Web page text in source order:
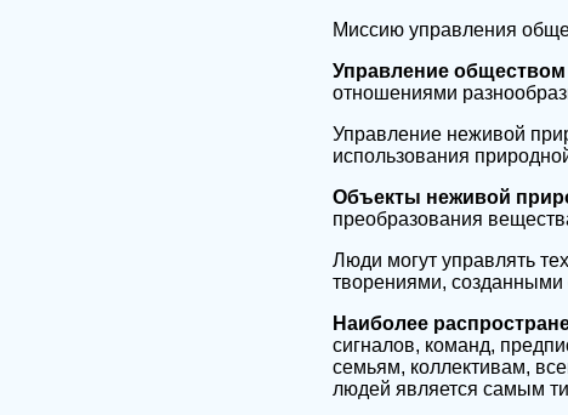
Миссию управления
Управление
отношениями
Управление неживой
использования
Объекты неживой
преобразования
Люди могут управлять
творениями,
Наиболее
сигналов, команд,
семьям, коллективам,
людей является самым